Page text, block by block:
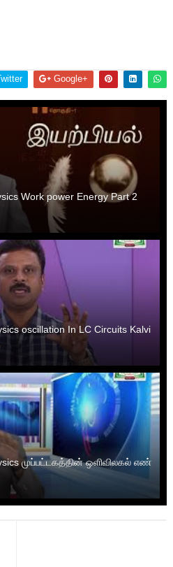
Google+
Work power Energy Part 2
oscillation In LC Circuits Kalvi
முப்பட்டகத்தின் ஒளிவிலகல் எண்